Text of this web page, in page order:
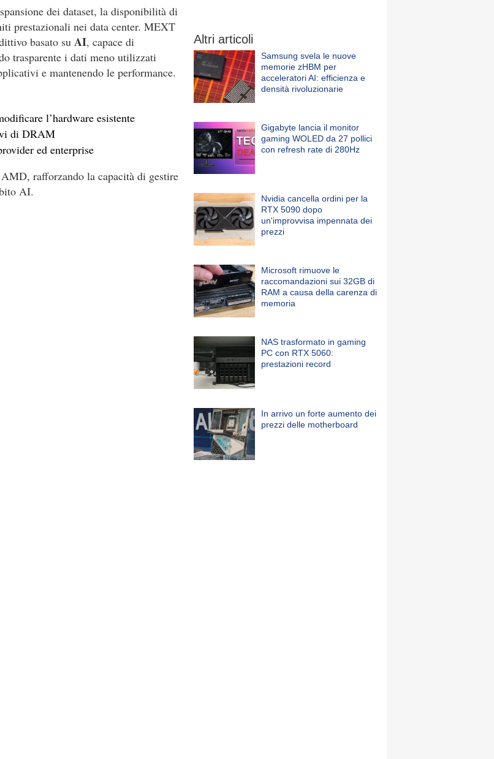
dei dataset, la disponibilità di
prestazionali nei data center. MEXT
basato su AI, capace di
trasparente i dati meno utilizzati
e mantenendo le performance.
l’hardware esistente
di DRAM
ed enterprise
rafforzando la capacità di gestire
AI.
Altri articoli
Samsung svela le nuove
memorie zHBM per
acceleratori AI: efficienza e
densità rivoluzionarie
Gigabyte lancia il monitor
gaming WOLED da 27 pollici
con refresh rate di 280Hz
Nvidia cancella ordini per la
RTX 5090 dopo
un'improvvisa impennata dei
prezzi
Microsoft rimuove le
raccomandazioni sui 32GB di
RAM a causa della carenza di
memoria
NAS trasformato in gaming
PC con RTX 5060:
prestazioni record
In arrivo un forte aumento dei
prezzi delle motherboard